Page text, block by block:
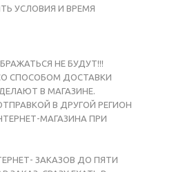
УСЛОВИЯ И ВРЕМЯ
НЕ БУДУТ!!!
СПОСОБОМ ДОСТАВКИ
В МАГАЗИНЕ.
В ДРУГОЙ РЕГИОН
МАГАЗИНА ПРИ
ЗАКАЗОВ ДО ПЯТИ